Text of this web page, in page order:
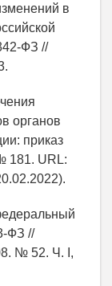
в
ФЗ //
органов
приказ
181. URL:
ФЗ //
№ 52. Ч. I,